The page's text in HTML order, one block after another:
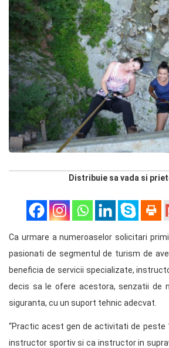
Distribuie sa vada si
Ca urmare a numeroaselor solicitari
pasionati de segmentul de turism de
beneficia de servicii specializate,
decis sa le ofere acestora, senzatii de
siguranta, cu un suport tehnic adecvat.
“Practic acest gen de activitati de peste
instructor sportiv si ca instructor in